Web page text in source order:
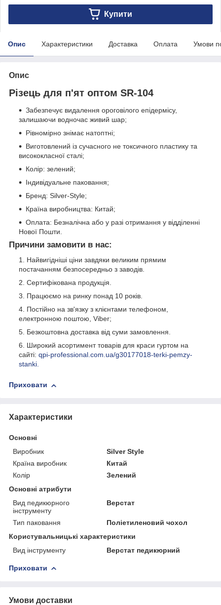
Купити
Опис Характеристики Доставка Оплата Умови
Опис
Різець для п'ят оптом SR-104
Забезпечує видалення ороговілого епідермісу,
залишаючи водночас живий шар;
Рівномірно знімає натоптні;
Виготовлений із сучасного не токсичного пластику та
висококласної сталі;
Колір: зелений;
Індивідуальне паковання;
Бренд: Silver-Style;
Країна виробництва: Китай;
Оплата: Безналічна або у разі отримання у відділенні
Нової Пошти.
Причини замовити в нас:
Найвигідніші ціни завдяки великим прямим
постачанням безпосередньо з заводів.
Сертифікована продукція.
Працюємо на ринку понад 10 років.
Постійно на зв'язку з клієнтами телефоном,
електронною поштою, Viber;
Безкоштовна доставка від суми замовлення.
Широкий асортимент товарів для краси гуртом на
сайті: qpi-professional.com.ua/g30177018-terki-pemzy-
stanki.
Приховати
Характеристики
Основні
Виробник
Silver Style
Країна виробник
Китай
Колір
Зелений
Основні атрибути
Вид педикюрного
інструменту
Верстат
Тип паковання
Поліетиленовий чохол
Користувальницькі характеристики
Вид інструменту
Верстат педикюрний
Приховати
Умови доставки